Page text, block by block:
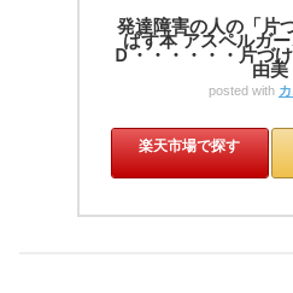
発達障害の人の「片
ばす本 アスペルガ
Ｄ・・・・・・片づ
由美
posted with
楽天市場で探す